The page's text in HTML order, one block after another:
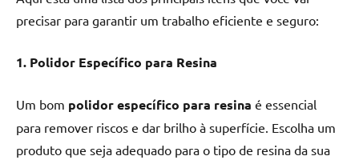
precisar para garantir um trabalho eficiente e seguro:
1. Polidor Específico para Resina
Um bom polidor específico para resina é essencial
para remover riscos e dar brilho à superfície. Escolha um
produto que seja adequado para o tipo de resina da sua